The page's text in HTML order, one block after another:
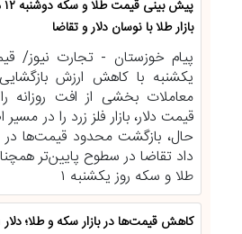
بازار طلا با نوسان دلار و تقاضا
پیام خوزستان - تجارت نیوز/
یکشنبه با کاهش ارزش
معاملات بخشی از افت روزانه
قیمت دلار، بازار فلز زرد را در مسیر
حال، بازگشت محدود قیمت‌ها در
داد تقاضا در سطوح پایین‌تر
طلا و سکه روز یکشنبه ۱
کاهش قیمت‌ها در بازار سکه و طلا؛ دلار ۱۹۱ هزار تومان شد